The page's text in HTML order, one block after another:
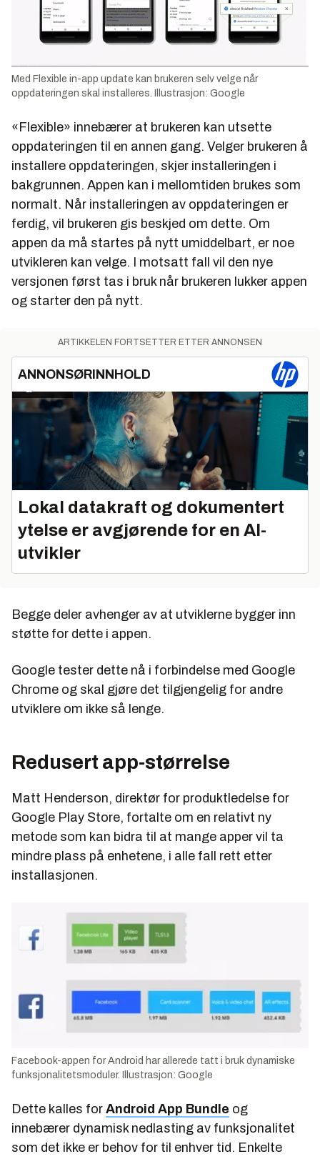
Med Flexible in-app update kan brukeren selv velge når
oppdateringen skal installeres. Illustrasjon: Google
«Flexible» innebærer at brukeren kan utsette
oppdateringen til en annen gang. Velger brukeren å
installere oppdateringen, skjer installeringen i
bakgrunnen. Appen kan i mellomtiden brukes som
normalt. Når installeringen av oppdateringen er
ferdig, vil brukeren gis beskjed om dette. Om
appen da må startes på nytt umiddelbart, er noe
utvikleren kan velge. I motsatt fall vil den nye
versjonen først tas i bruk når brukeren lukker appen
og starter den på nytt.
ARTIKKELEN FORTSETTER ETTER ANNONSEN
ANNONSØRINNHOLD
Lokal datakraft og dokumentert
ytelse er avgjørende for en AI-
utvikler
Begge deler avhenger av at utviklerne bygger inn
støtte for dette i appen.
Google tester dette nå i forbindelse med Google
Chrome og skal gjøre det tilgjengelig for andre
utviklere om ikke så lenge.
Redusert app-størrelse
Matt Henderson, direktør for produktledelse for
Google Play Store, fortalte om en relativt ny
metode som kan bidra til at mange apper vil ta
mindre plass på enhetene, i alle fall rett etter
installasjonen.
Facebook-appen for Android har allerede tatt i bruk dynamiske
funksjonalitetsmoduler. Illustrasjon: Google
Dette kalles for Android App Bundle og
innebærer dynamisk nedlasting av funksjonalitet
som det ikke er behov for til enhver tid. Enkelte